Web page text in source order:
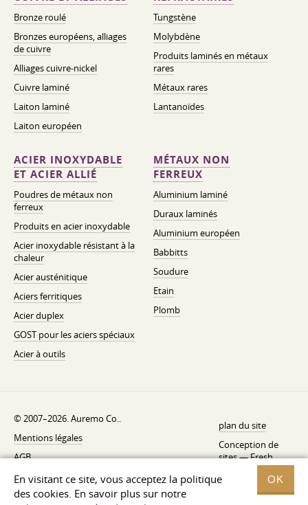
En visitant ce site, vous acceptez la politique
des cookies. En savoir plus sur notre
OK
Bronze roulé
Bronzes européens, alliages
de cuivre
Alliages cuivre-nickel
Cuivre laminé
Laiton laminé
Laiton européen
Tungstène
Molybdène
Produits laminés en métaux
rares
Métaux rares
Lantanoïdes
ACIER INOXYDABLE
ET ACIER ALLIÉ
Poudres de métaux non
ferreux
Produits en acier inoxydable
Acier inoxydable résistant à la
chaleur
Acier austénitique
Aciers ferritiques
Acier duplex
GOST pour les aciers spéciaux
Acier à outils
MÉTAUX NON
FERREUX
Aluminium laminé
Duraux laminés
Aluminium européen
Babbitts
Soudure
Etain
Plomb
© 2007–2026. Auremo Co..
Mentions légales
AGB
Politique de rétractation
Politique de confidentialité
plan du site
Conception de
sites —Fresh